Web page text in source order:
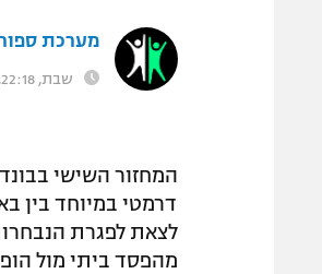
מערכת
שבת, 22:18, 05.10.24
דרמטי במיוחד בין
מהפסד ביתי מול